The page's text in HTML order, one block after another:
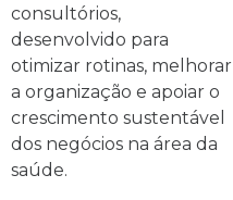
consultórios,
desenvolvido para
otimizar rotinas, melhorar
a organização e apoiar o
crescimento sustentável
dos negócios na área da
saúde.